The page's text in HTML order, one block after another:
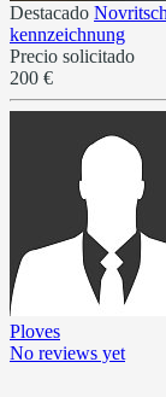
Destacado
kennzeichnung
Precio solicitado
200 €
Ploves
No reviews yet